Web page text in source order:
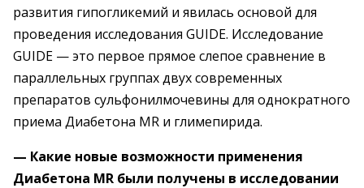
развития гипогликемий и явилась основой для
проведения исследования GUIDE. Исследование
GUIDE — это первое прямое слепое сравнение в
параллельных группах двух современных
препаратов сульфонилмочевины для однократного
приема Диабетона MR и глимепирида.
— Какие новые возможности применения
Диабетона MR были получены в исследовании